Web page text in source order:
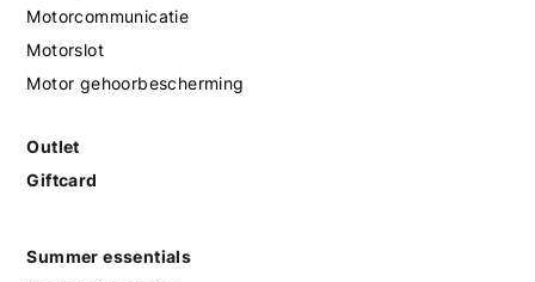
Motorcommunicatie
Motorslot
Motor gehoorbescherming
Outlet
Giftcard
Summer essentials